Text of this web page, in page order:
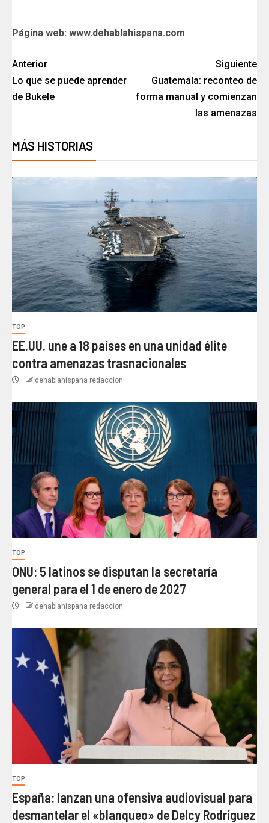
Página web: www.dehablahispana.com
Anterior
Lo que se puede aprender
de Bukele
Siguiente
Guatemala: reconteo de
forma manual y comienzan
las amenazas
MÁS HISTORIAS
TOP
EE.UU. une a 18 países en una unidad élite
contra amenazas trasnacionales
dehablahispana redaccion
TOP
ONU: 5 latinos se disputan la secretaría
general para el 1 de enero de 2027
dehablahispana redaccion
TOP
España: lanzan una ofensiva audiovisual para
desmantelar el «blanqueo» de Delcy Rodríguez